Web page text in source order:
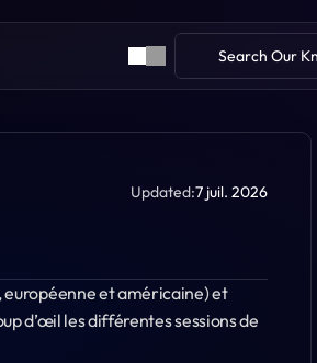
Search Our
Updated:7 juil. 2026
et américaine) et
d’œil les différentes sessions de